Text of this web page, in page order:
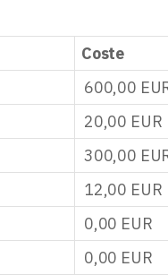
Coste
600,00
20,00 EUR
300,00
12,00 EUR
0,00 EUR
0,00 EUR